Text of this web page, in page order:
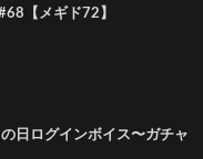
【メギド72】
日ログインボイス〜ガチャ